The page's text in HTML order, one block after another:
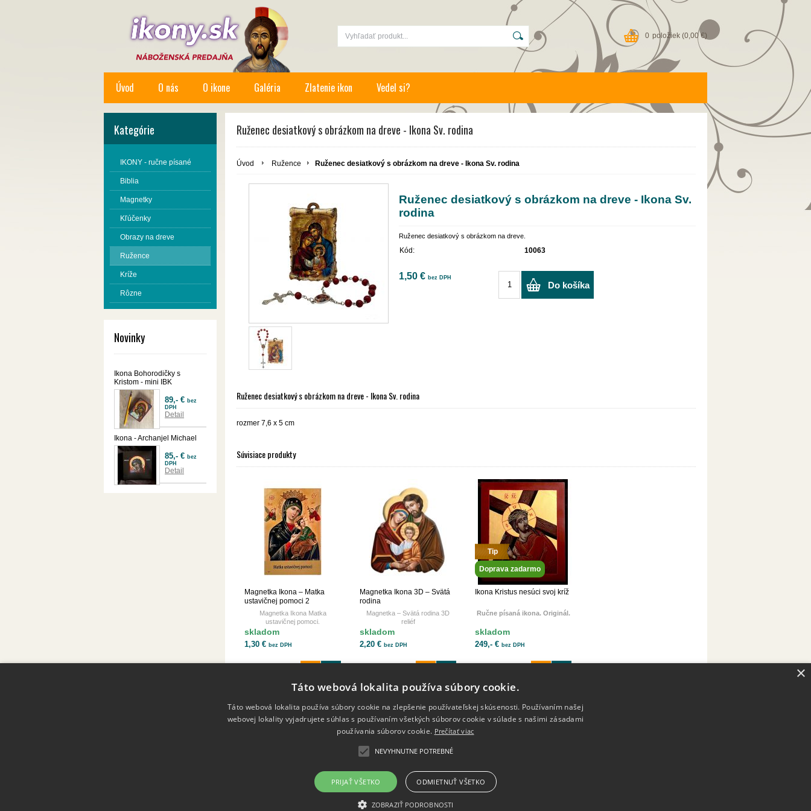
0 položiek (0,00 €)
Úvod O nás O ikone Galéria Zlatenie ikon Vedel si?
Kategórie
IKONY - ručne písané
Biblia
Magnetky
Kľúčenky
Obrazy na dreve
Ružence
Kríže
Rôzne
Novinky
Ikona Bohorodičky s
Kristom - mini IBK
89,- € bez
DPH
Detail
Ikona - Archanjel Michael
85,- € bez
DPH
Detail
Ruženec desiatkový s obrázkom na dreve - Ikona Sv. rodina
Úvod Ružence Ruženec desiatkový s obrázkom na dreve - Ikona Sv. rodina
Ruženec desiatkový s obrázkom na dreve - Ikona Sv.
rodina
Ruženec desiatkový s obrázkom na dreve.
Kód: 10063
1,50 € bez DPH
Do košíka
Ruženec desiatkový s obrázkom na dreve - Ikona Sv. rodina
rozmer 7,6 x 5 cm
Súvisiace produkty
Magnetka Ikona – Matka
ustavičnej pomoci 2
Magnetka Ikona Matka
ustavičnej pomoci.
skladom
1,30 € bez DPH
Magnetka Ikona 3D – Svätá
rodina
Magnetka – Svätá rodina 3D
reliéf
skladom
2,20 € bez DPH
Tip
Doprava zadarmo
Ikona Kristus nesúci svoj kríž
Ručne písaná ikona. Originál.
skladom
249,- € bez DPH
Informácie
Obchodné podmienky
Reklamačný poriadok
Ochrana osobných údajov
Kontakt
Kontakt
×
Táto webová lokalita používa súbory cookie.
Táto webová lokalita používa súbory cookie na zlepšenie používateľskej skúsenosti. Používaním našej
webovej lokality vyjadrujete súhlas s používaním všetkých súborov cookie v súlade s našimi zásadami
používania súborov cookie. Prečítať viac
NEVYHNUTNE POTREBNÉ
PRIJAŤ VŠETKO ODMIETNUŤ VŠETKO
ZOBRAZIŤ PODROBNOSTI